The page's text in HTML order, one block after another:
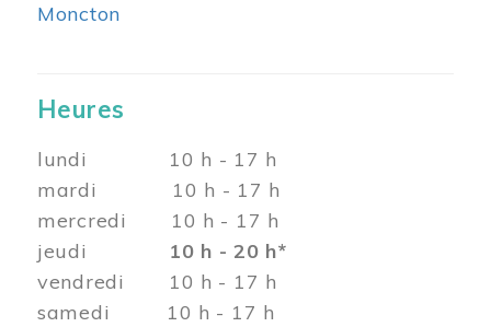
Moncton
Heures
lundi 10 h - 17 h
mardi 10 h - 17 h
mercredi 10 h - 17 h
jeudi 10 h - 20 h*
vendredi 10 h - 17 h
samedi 10 h - 17 h